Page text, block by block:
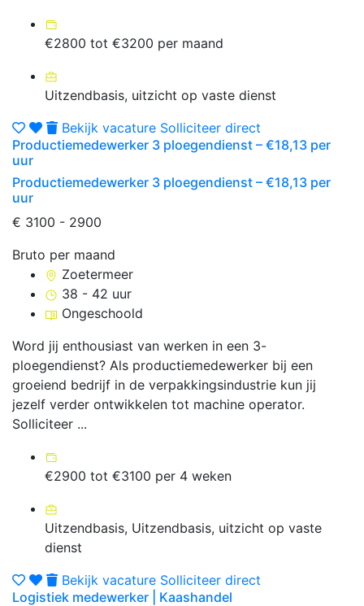
€2800 tot €3200 per maand
Uitzendbasis, uitzicht op vaste dienst
Bekijk vacature Solliciteer direct
Productiemedewerker 3 ploegendienst – €18,13 per
uur
Productiemedewerker 3 ploegendienst – €18,13 per
uur
€ 3100 - 2900
Bruto per maand
Zoetermeer
38 - 42 uur
Ongeschoold
Word jij enthousiast van werken in een 3-
ploegendienst? Als productiemedewerker bij een
groeiend bedrijf in de verpakkingsindustrie kun jij
jezelf verder ontwikkelen tot machine operator.
Solliciteer ...
€2900 tot €3100 per 4 weken
Uitzendbasis, Uitzendbasis, uitzicht op vaste
dienst
Bekijk vacature Solliciteer direct
Logistiek medewerker | Kaashandel